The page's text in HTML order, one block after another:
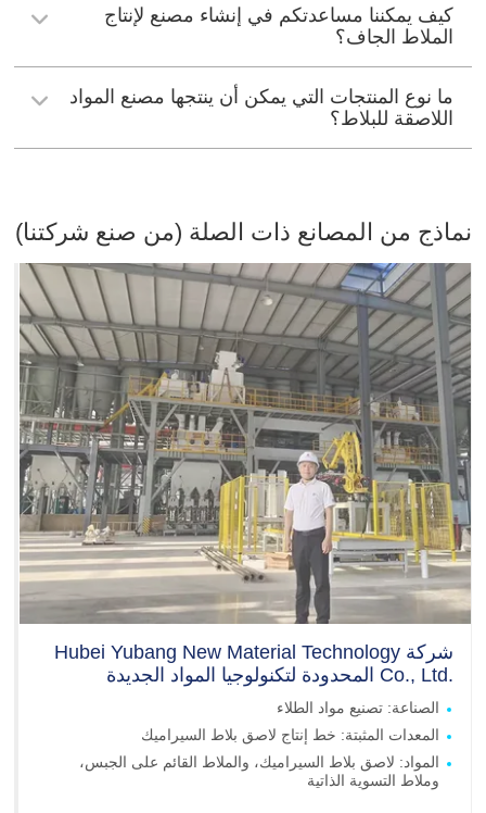
كيف يمكننا مساعدتكم في إنشاء مصنع لإنتاج
الملاط الجاف؟
ما نوع المنتجات التي يمكن أن ينتجها مصنع المواد
اللاصقة للبلاط؟
نماذج من المصانع ذات الصلة (من صنع شركتنا)
شركةHubei Yubang New Material Technology
Co., Ltd. المحدودة لتكنولوجيا المواد الجديدة
الصناعة: تصنيع مواد الطلاء
المعدات المثبتة: خط إنتاج لاصق بلاط السيراميك
المواد: لاصق بلاط السيراميك، والملاط القائم على الجبس،
وملاط التسوية الذاتية